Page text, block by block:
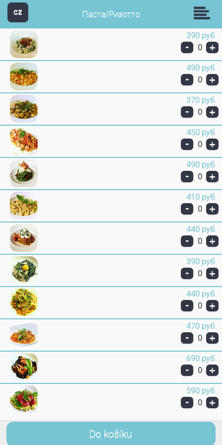
CZ Звезда Групп
Паста/Ризотто
390 руб.
- 0 +
490 руб.
- 0 +
370 руб.
- 0 +
450 руб.
- 0 +
490 руб.
- 0 +
410 руб.
- 0 +
440 руб.
- 0 +
390 руб.
- 0 +
440 руб.
- 0 +
470 руб.
- 0 +
690 руб.
- 0 +
590 руб.
- 0 +
Do košíku